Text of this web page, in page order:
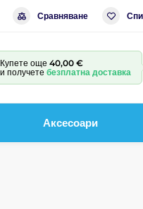
Сравняване
Купете още 40,00 €
и получете безплатна доставка
Аксесоари